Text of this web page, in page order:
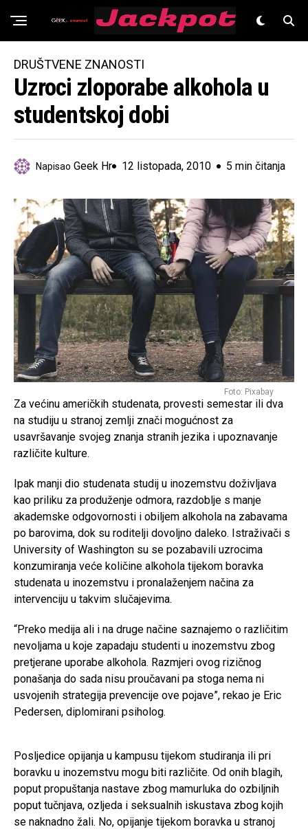
Znanost
DRUŠTVENE ZNANOSTI
Uzroci zloporabe alkohola u
studentskoj dobi
Napisao Geek Hr 12 listopada, 2010 5 min čitanja
Foto: Pixabay
Za većinu američkih studenata, provesti semestar ili dva
na studiju u stranoj zemlji znači mogućnost za
usavršavanje svojeg znanja stranih jezika i upoznavanje
različite kulture.
Ipak manji dio studenata studij u inozemstvu doživljava
kao priliku za produženje odmora, razdoblje s manje
akademske odgovornosti i obiljem alkohola na zabavama
po barovima, dok su roditelji dovoljno daleko. Istraživači s
University of Washington su se pozabavili uzrocima
konzumiranja veće količine alkohola tijekom boravka
studenata u inozemstvu i pronalaženjem načina za
intervenciju u takvim slučajevima.
“Preko medija ali i na druge načine saznajemo o različitim
nevoljama u koje zapadaju studenti u inozemstvu zbog
pretjerane uporabe alkohola. Razmjeri ovog rizičnog
ponašanja do sada nisu proučavani pa stoga nema ni
usvojenih strategija prevencije ove pojave”, rekao je Eric
Pedersen, diplomirani psiholog.
Posljedice opijanja u kampusu tijekom studiranja ili pri
boravku u inozemstvu mogu biti različite. Od onih blagih,
poput propuštanja nastave zbog mamurluka do ozbiljnih
poput tučnjava, ozljeda i seksualnih iskustava zbog kojih
se naknadno žali. No, opijanje tijekom boravka u stranoj